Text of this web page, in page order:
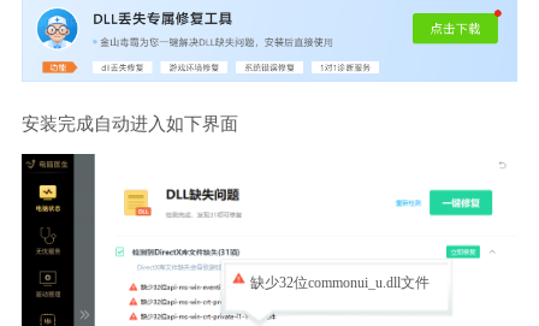
安装完成自动进入如下界面
缺少32位commonui_u.dll文件